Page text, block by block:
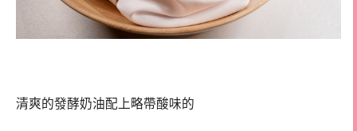
清爽的發酵奶油配上略帶酸味的